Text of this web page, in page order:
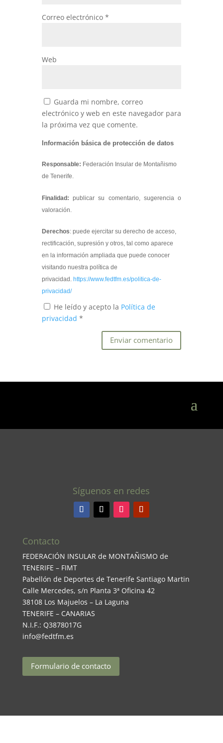
Correo electrónico *
Web
Guarda mi nombre, correo
electrónico y web en este navegador para
la próxima vez que comente.
Información básica de protección de datos
Responsable: Federación Insular de Montañismo
de Tenerife.
Finalidad: publicar su comentario, sugerencia o
valoración.
Derechos: puede ejercitar su derecho de acceso,
rectificación, supresión y otros, tal como aparece
en la información ampliada que puede conocer
visitando nuestra política de
privacidad. https://www.fedtfm.es/politica-de-
privacidad/
He leído y acepto la Política de
privacidad *
Síguenos en redes
Contacto
FEDERACIÓN INSULAR de MONTAÑISMO de
TENERIFE – FIMT
Pabellón de Deportes de Tenerife Santiago Martin
Calle Mercedes, s/n Planta 3ª Oficina 42
38108 Los Majuelos – La Laguna
TENERIFE – CANARIAS
N.I.F.: Q3878017G
info@fedtfm.es
Formulario de contacto